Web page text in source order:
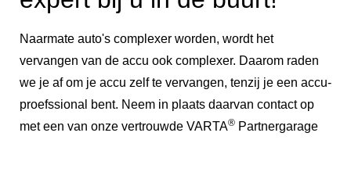
Naarmate auto's complexer worden, wordt het
vervangen van de accu ook complexer. Daarom raden
we je af om je accu zelf te vervangen, tenzij je een accu-
proefssional bent. Neem in plaats daarvan contact op
met een van onze vertrouwde VARTA® Partnergarage